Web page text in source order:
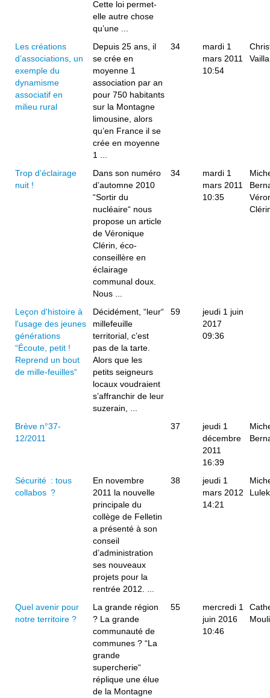
Cette loi permet-
elle autre chose
qu’une ...
Les créations
d’associations, un
exemple du
dynamisme
associatif en
milieu rural
Depuis 25 ans, il
se crée en
moyenne 1
association par an
pour 750 habitants
sur la Montagne
limousine, alors
qu’en France il se
crée en moyenne
1 ...
34
mardi 1
mars 2011
10:54
Trop d’éclairage
nuit !
Dans son numéro
d’automne 2010
“Sortir du
nucléaire“ nous
propose un article
de Véronique
Clérin, éco-
conseillère en
éclairage
communal doux.
Nous ...
34
mardi 1
mars 2011
10:35
Leçon d'histoire à
l'usage des jeunes
générations
“Écoute, petit !
Reprend un bout
de mille-feuilles“
Décidément, “leur“
millefeuille
territorial, c’est
pas de la tarte.
Alors que les
petits seigneurs
locaux voudraient
s’affranchir de leur
suzerain, ...
59
jeudi 1 juin
2017
09:36
Brève n°37-
12/2011
37
jeudi 1
décembre
2011
16:39
Sécurité : tous
collabos ?
En novembre
2011 la nouvelle
principale du
collège de Felletin
a présenté à son
conseil
d’administration
ses nouveaux
projets pour la
rentrée 2012. ...
38
jeudi 1
mars 2012
14:21
Lulek
Quel avenir pour
notre territoire ?
La grande région
? La grande
communauté de
communes ? “La
grande
supercherie“
réplique une élue
de la Montagne
55
mercredi 1
juin 2016
10:46